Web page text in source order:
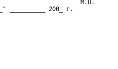
М.П.
__________ 200_ г.